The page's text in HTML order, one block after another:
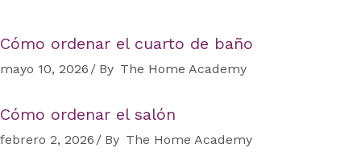
Cómo ordenar el cuarto de baño
mayo 10, 2026 By The Home Academy
Cómo ordenar el salón
febrero 2, 2026 By The Home Academy